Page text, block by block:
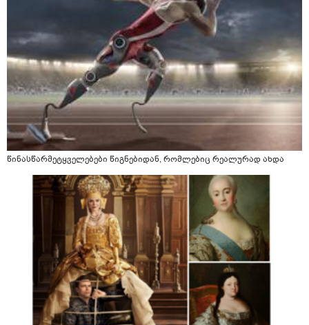
წინასწარმეტყველებები წიგნებიდან, რომლებიც რეალურად ახდა